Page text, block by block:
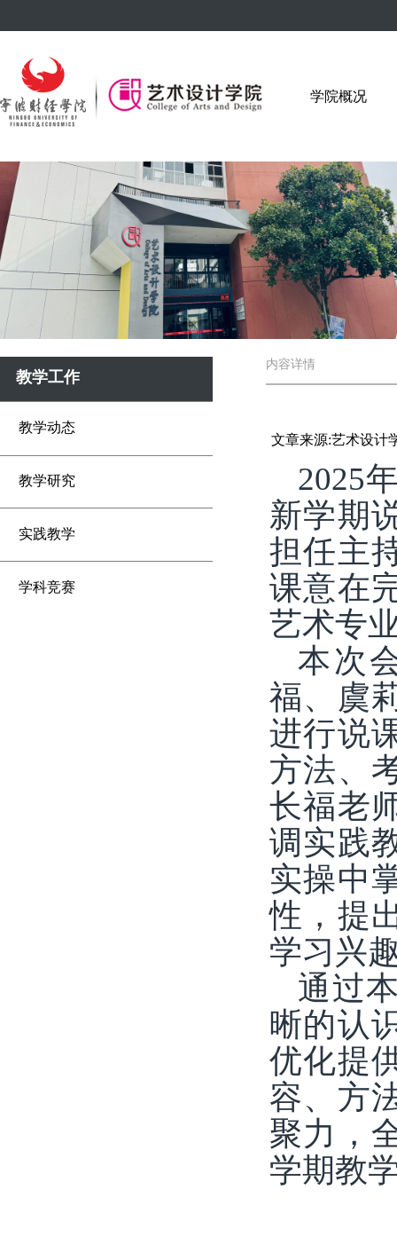
学院概况
教学工作
教学动态
教学研究
实践教学
学科竞赛
内容详情
文章来源:艺术设计
2025
新学期
担任主
课意在
艺术专
本次
福、虞
进行说
方法、
长福老
调实践
实操中
性，提
学习兴
通过
晰的认
优化提
容、方
聚力，
学期教